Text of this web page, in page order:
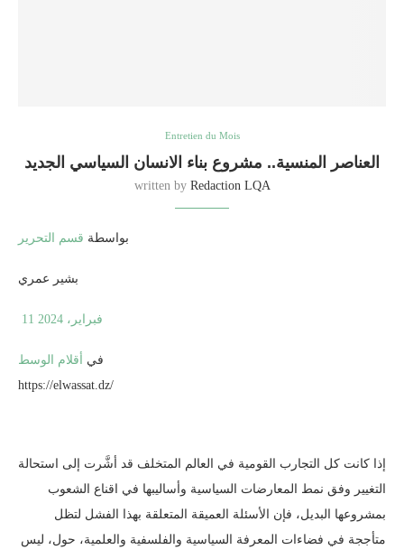
Entretien du Mois
العناصر المنسية.. مشروع بناء الانسان السياسي الجديد
written by Redaction LQA
بواسطة قسم التحرير
بشير عمري
11 فبراير، 2024
في
أقلام الوسط
https://elwassat.dz/
إذا كانت كل التجارب القومية في العالم المتخلف قد أشَّرت إلى استحالة
التغيير وفق نمط المعارضات السياسية وأساليبها في اقناع الشعوب
بمشروعها البديل، فإن الأسئلة العميقة المتعلقة بهذا الفشل لتظل
متأججة في فضاءات المعرفة السياسية والفلسفية والعلمية، حول، ليس